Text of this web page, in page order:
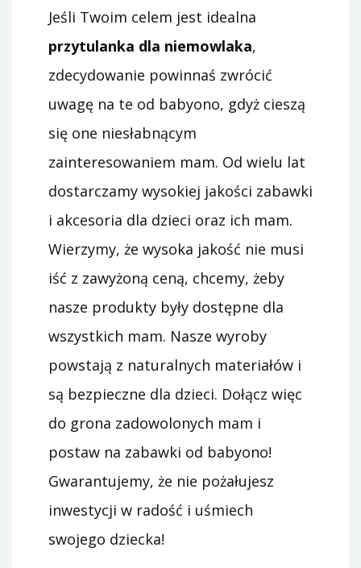
Jeśli Twoim celem jest idealna
przytulanka dla niemowlaka,
zdecydowanie powinnaś zwrócić
uwagę na te od babyono, gdyż cieszą
się one niesłabnącym
zainteresowaniem mam. Od wielu lat
dostarczamy wysokiej jakości zabawki
i akcesoria dla dzieci oraz ich mam.
Wierzymy, że wysoka jakość nie musi
iść z zawyżoną ceną, chcemy, żeby
nasze produkty były dostępne dla
wszystkich mam. Nasze wyroby
powstają z naturalnych materiałów i
są bezpieczne dla dzieci. Dołącz więc
do grona zadowolonych mam i
postaw na zabawki od babyono!
Gwarantujemy, że nie pożałujesz
inwestycji w radość i uśmiech
swojego dziecka!